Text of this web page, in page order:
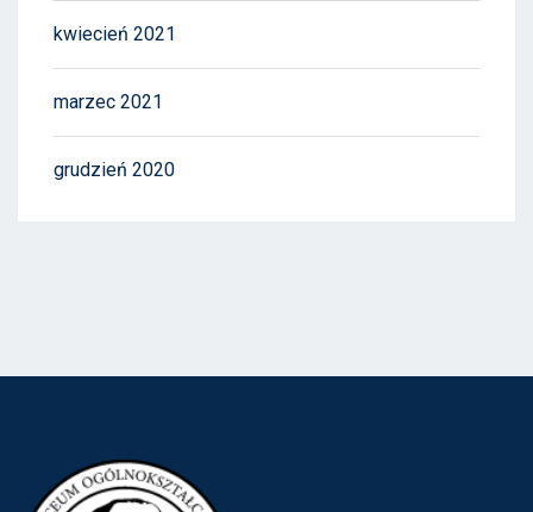
kwiecień 2021
marzec 2021
grudzień 2020